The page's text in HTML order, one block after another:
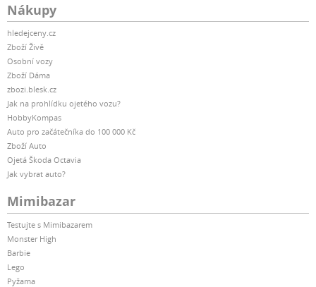
Nákupy
hledejceny.cz
Zboží Živě
Osobní vozy
Zboží Dáma
zbozi.blesk.cz
Jak na prohlídku ojetého vozu?
HobbyKompas
Auto pro začátečníka do 100 000 Kč
Zboží Auto
Ojetá Škoda Octavia
Jak vybrat auto?
Mimibazar
Testujte s Mimibazarem
Monster High
Barbie
Lego
Pyžama